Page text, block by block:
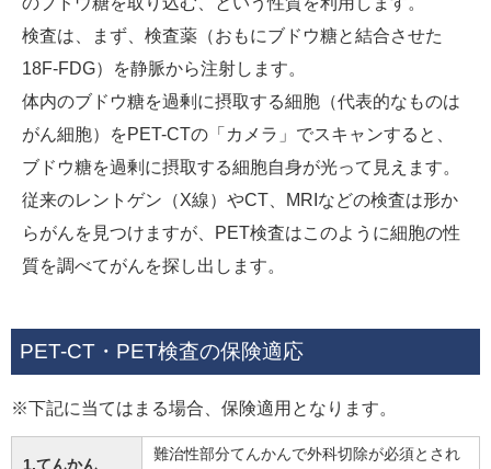
検査は、まず、検査薬（おもにブドウ糖と結合させた
18F-FDG）を静脈から注射します。
体内のブドウ糖を過剰に摂取する細胞（代表的なものは
がん細胞）をPET-CTの「カメラ」でスキャンすると、
ブドウ糖を過剰に摂取する細胞自身が光って見えます。
従来のレントゲン（X線）やCT、MRIなどの検査は形か
らがんを見つけますが、PET検査はこのように細胞の性
質を調べてがんを探し出します。
PET-CT・PET検査の保険適応
※下記に当てはまる場合、保険適用となります。
1.てんかん
難治性部分てんかんで外科切除が必須とされ